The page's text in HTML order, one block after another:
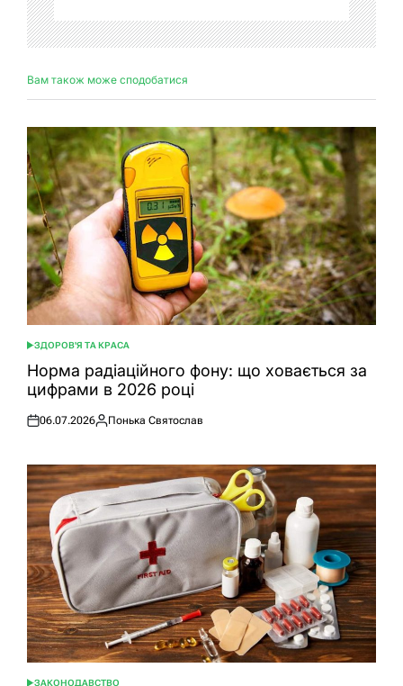
Вам також може сподобатися
ОПУБЛІКУВАТИ
У
ЗДОРОВ'Я ТА КРАСА
Норма радіаційного фону: що ховається за
цифрами в 2026 році
Оприлюднено
06.07.2026
Опубліковано
Понька Святослав
ЗАКОНОДАВСТВО